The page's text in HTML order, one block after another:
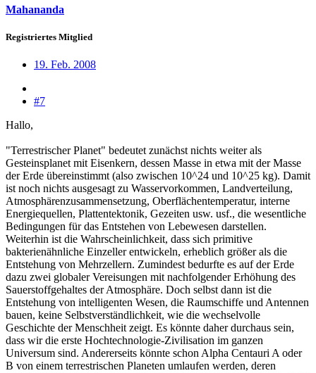
Mahananda
Registriertes Mitglied
19. Feb. 2008
#7
Hallo,
"Terrestrischer Planet" bedeutet zunächst nichts weiter als
Gesteinsplanet mit Eisenkern, dessen Masse in etwa mit der Masse
der Erde übereinstimmt (also zwischen 10^24 und 10^25 kg). Damit
ist noch nichts ausgesagt zu Wasservorkommen, Landverteilung,
Atmosphärenzusammensetzung, Oberflächentemperatur, interne
Energiequellen, Plattentektonik, Gezeiten usw. usf., die wesentliche
Bedingungen für das Entstehen von Lebewesen darstellen.
Weiterhin ist die Wahrscheinlichkeit, dass sich primitive
bakterienähnliche Einzeller entwickeln, erheblich größer als die
Entstehung von Mehrzellern. Zumindest bedurfte es auf der Erde
dazu zwei globaler Vereisungen mit nachfolgender Erhöhung des
Sauerstoffgehaltes der Atmosphäre. Doch selbst dann ist die
Entstehung von intelligenten Wesen, die Raumschiffe und Antennen
bauen, keine Selbstverständlichkeit, wie die wechselvolle
Geschichte der Menschheit zeigt. Es könnte daher durchaus sein,
dass wir die erste Hochtechnologie-Zivilisation im ganzen
Universum sind. Andererseits könnte schon Alpha Centauri A oder
B von einem terrestrischen Planeten umlaufen werden, deren